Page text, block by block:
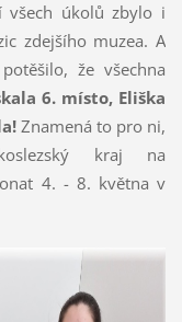
všech úkolů zbylo i
zdejšího muzea. A
že všechna
6. místo, Eliška
Znamená to pro ni,
kraj na
4. - 8. května v